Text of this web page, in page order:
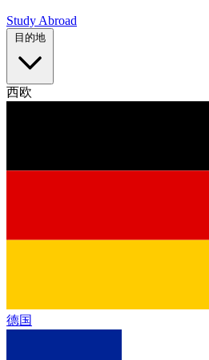
Study Abroad
西欧
德国